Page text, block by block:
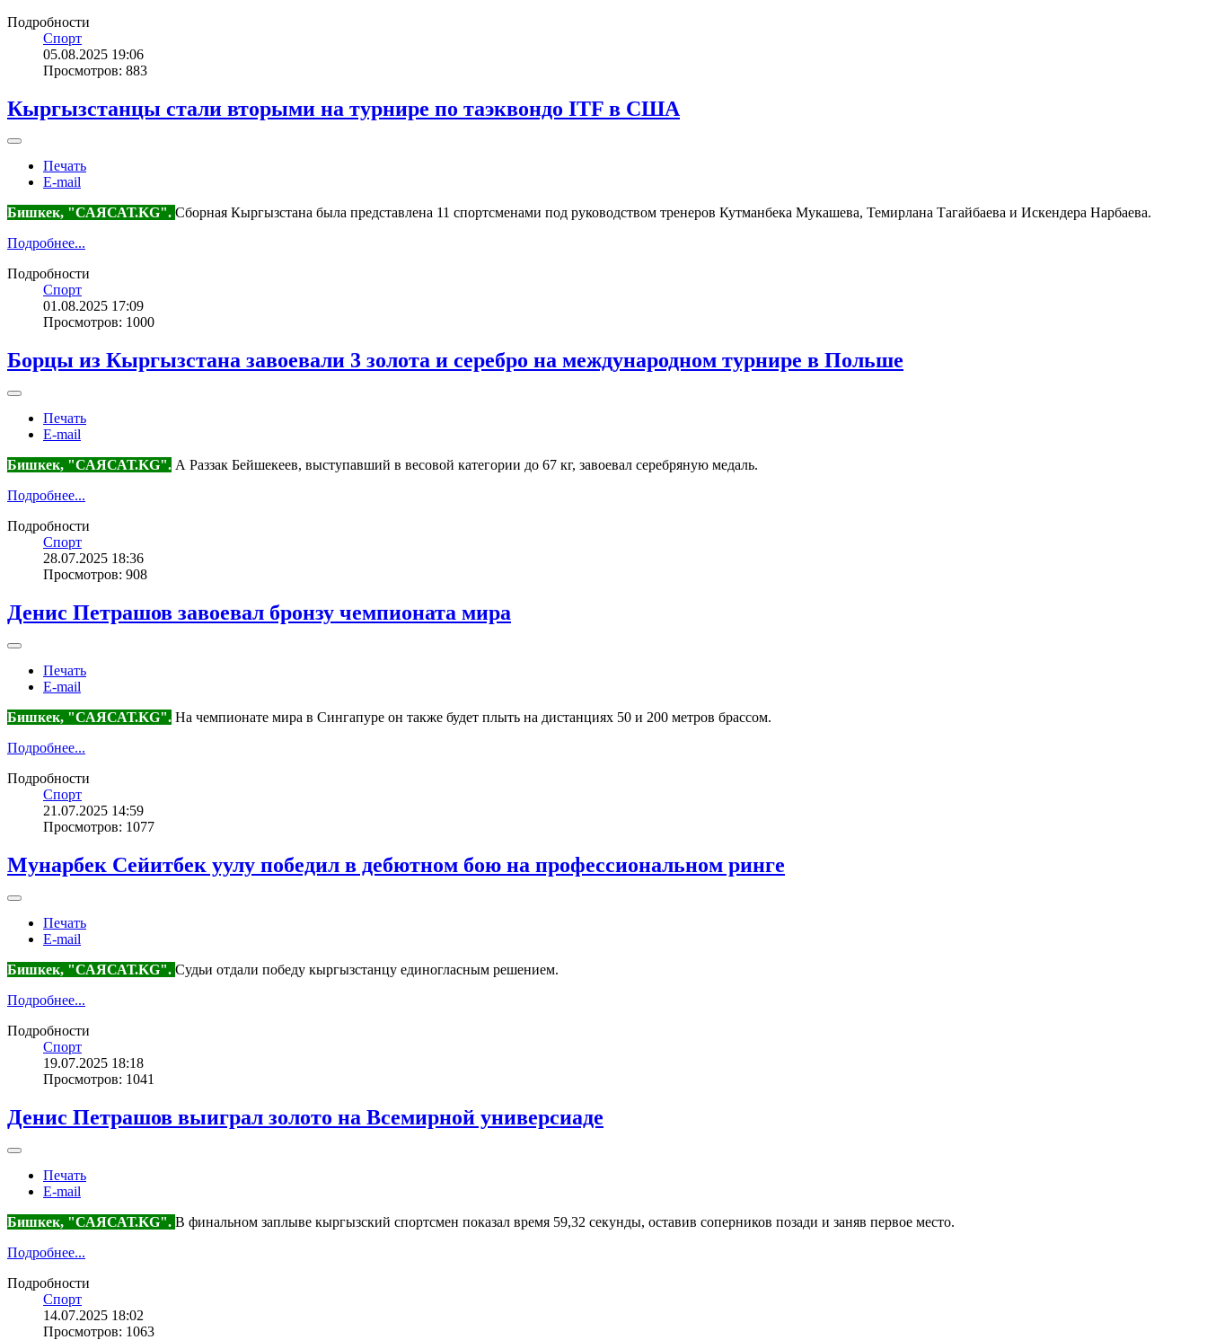
Подробности
Спорт
05.08.2025 19:06
Просмотров: 883
Кыргызстанцы стали вторыми на турнире по таэквондо ITF в США
Печать
E-mail
Бишкек, "САЯСАТ.KG". Сборная Кыргызстана была представлена 11 спортсменами под руководством тренеров Кутманбека Мукашева, Темирлана Тагайбаева и Искендера Нарбаева.
Подробнее...
Подробности
Спорт
01.08.2025 17:09
Просмотров: 1000
Борцы из Кыргызстана завоевали 3 золота и серебро на международном турнире в Польше
Печать
E-mail
Бишкек, "САЯСАТ.KG". А Раззак Бейшекеев, выступавший в весовой категории до 67 кг, завоевал серебряную медаль.
Подробнее...
Подробности
Спорт
28.07.2025 18:36
Просмотров: 908
Денис Петрашов завоевал бронзу чемпионата мира
Печать
E-mail
Бишкек, "САЯСАТ.KG". На чемпионате мира в Сингапуре он также будет плыть на дистанциях 50 и 200 метров брассом.
Подробнее...
Подробности
Спорт
21.07.2025 14:59
Просмотров: 1077
Мунарбек Сейитбек уулу победил в дебютном бою на профессиональном ринге
Печать
E-mail
Бишкек, "САЯСАТ.KG". Судьи отдали победу кыргызстанцу единогласным решением.
Подробнее...
Подробности
Спорт
19.07.2025 18:18
Просмотров: 1041
Денис Петрашов выиграл золото на Всемирной универсиаде
Печать
E-mail
Бишкек, "САЯСАТ.KG". В финальном заплыве кыргызский спортсмен показал время 59,32 секунды, оставив соперников позади и заняв первое место.
Подробнее...
Подробности
Спорт
14.07.2025 18:02
Просмотров: 1063